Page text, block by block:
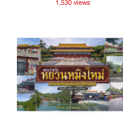
1,530 views